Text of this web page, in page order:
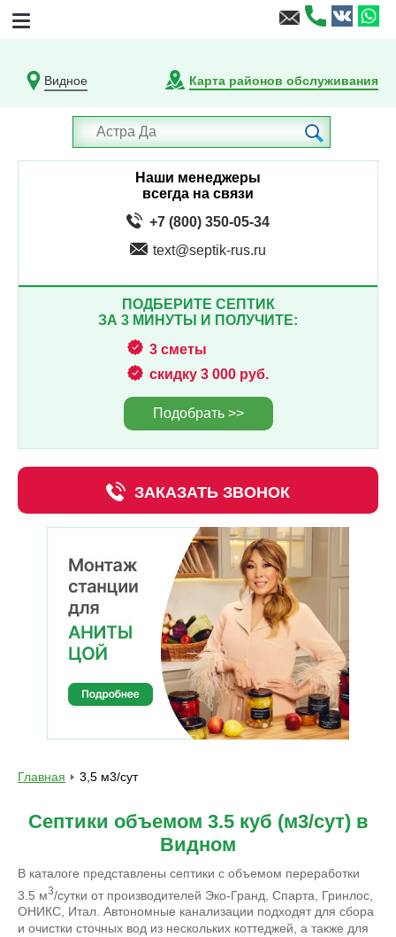
Видное Карта районов обслуживания
Главная 3,5 м3/сут
Септики объемом 3.5 куб (м3/сут) в
Видном
В каталоге представлены септики с объемом переработки
3.5 м3/сутки от производителей Эко-Гранд, Спарта, Гринлос,
ОНИКС, Итал. Автономные канализации подходят для сбора
и очистки сточных вод из нескольких коттеджей, а также для
Наши менеджеры
всегда на связи
+7 (800) 350-05-34
text@septik-rus.ru
ПОДБЕРИТЕ СЕПТИК
ЗА 3 МИНУТЫ И ПОЛУЧИТЕ:
3 сметы
скидку 3 000 руб.
Подобрать >>
ЗАКАЗАТЬ ЗВОНОК